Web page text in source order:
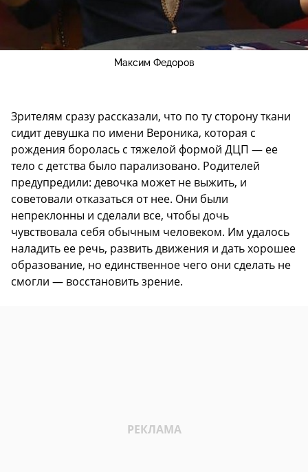
Максим Федоров
Зрителям сразу рассказали, что по ту сторону ткани
сидит девушка по имени Вероника, которая с
рождения боролась с тяжелой формой ДЦП — ее
тело с детства было парализовано. Родителей
предупредили: девочка может не выжить, и
советовали отказаться от нее. Они были
непреклонны и сделали все, чтобы дочь
чувствовала себя обычным человеком. Им удалось
наладить ее речь, развить движения и дать хорошее
образование, но единственное чего они сделать не
смогли — восстановить зрение.